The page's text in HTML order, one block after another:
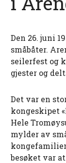
Den 26. juni
småbåter.
seilerfest og
gjester og
Det var en
kongeskipet
Hele
mylder av
besøket var